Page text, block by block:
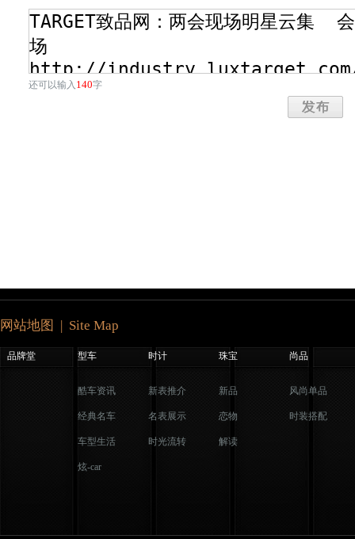
还可以输入 140字
网站地图 | Site Map
品牌堂 型车 时计 珠宝 尚品
酷车资讯
经典名车
车型生活
炫-car
新表推介
名表展示
时光流转
新品
恋物
解读
风尚单品
时装搭配